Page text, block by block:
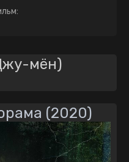
мён)
(2020)